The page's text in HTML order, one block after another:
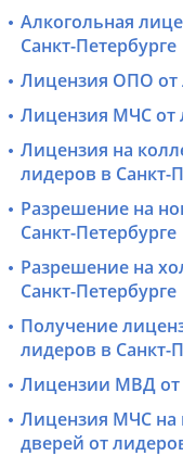
Алкогольная
Санкт-Петербурге
Лицензия ОПО от
Лицензия МЧС от
Лицензия на
лидеров в Санкт-
Разрешение на
Санкт-Петербурге
Разрешение на
Санкт-Петербурге
Получение
лидеров в Санкт-
Лицензии МВД от
Лицензия МЧС на
дверей от